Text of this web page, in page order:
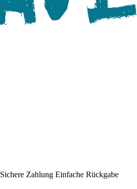
Sichere Zahlung Einfache Rückgabe